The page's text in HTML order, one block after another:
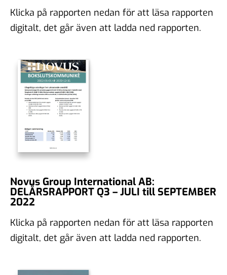
Klicka på rapporten nedan för att läsa rapporten
digitalt, det går även att ladda ned rapporten.
Novus Group International AB:
DELÅRSRAPPORT Q3 – JULI till SEPTEMBER
2022
Klicka på rapporten nedan för att läsa rapporten
digitalt, det går även att ladda ned rapporten.